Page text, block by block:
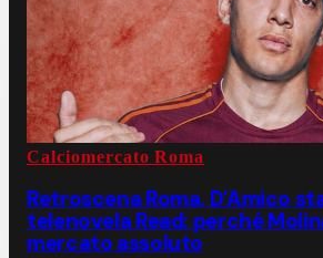
Calciomercato Roma
Retroscena Roma, D'Amico
telenovela Read: perché
mercato assoluto